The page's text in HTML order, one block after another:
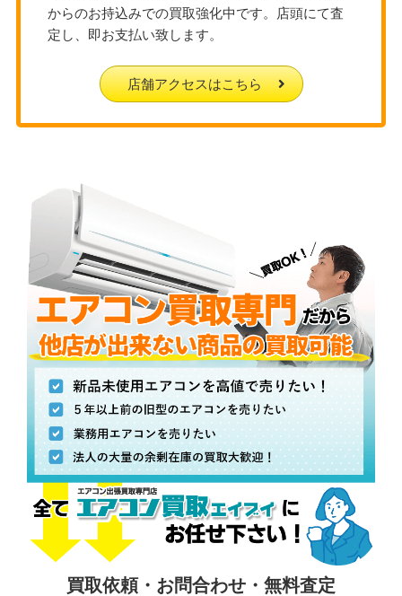
からのお持込みでの買取強化中です。店頭にて査
定し、即お支払い致します。
店舗アクセスはこちら
買取依頼・お問合わせ・無料査定